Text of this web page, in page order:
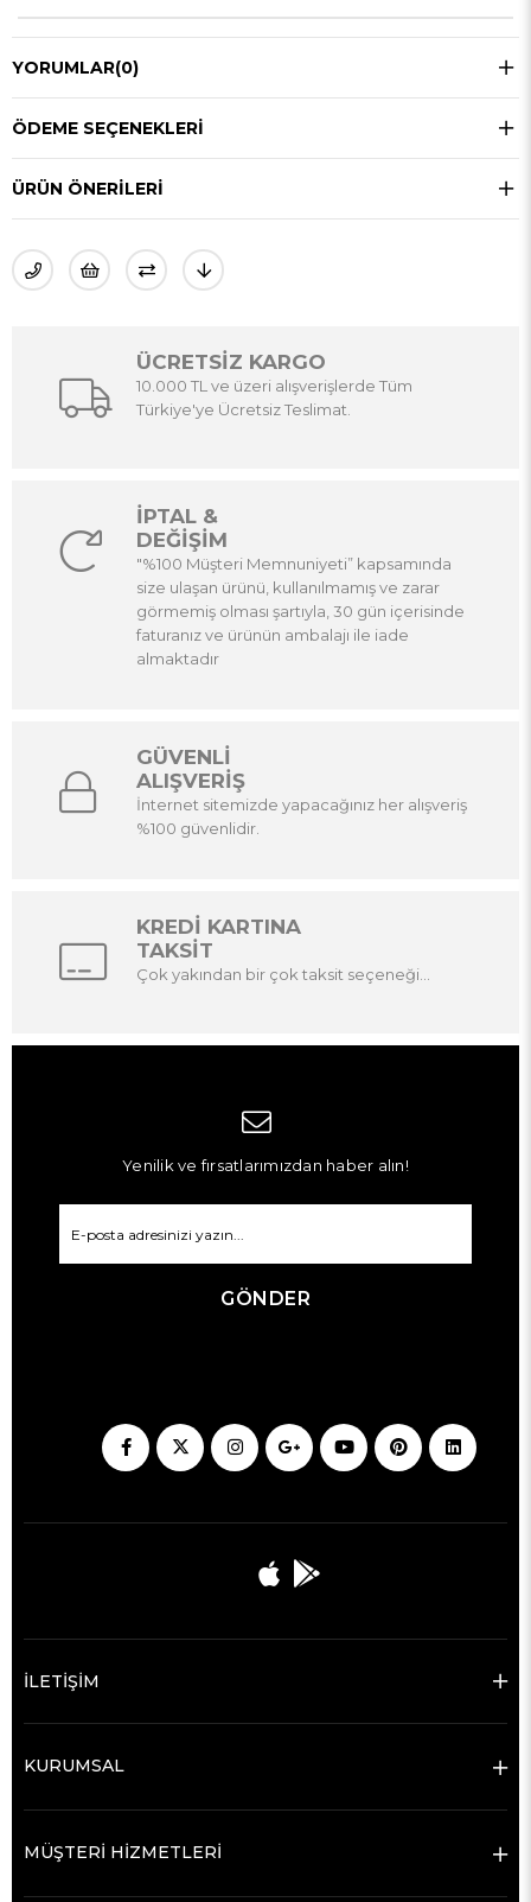
YORUMLAR(0)
ÖDEME SEÇENEKLERI
ÜRÜN ÖNERILERI
ÜCRETSİZ KARGO
10.000 TL ve üzeri alışverişlerde Tüm
Türkiye'ye Ücretsiz Teslimat.
İPTAL &
DEĞİŞİM
"%100 Müşteri Memnuniyeti” kapsamında
size ulaşan ürünü, kullanılmamış ve zarar
görmemiş olması şartıyla, 30 gün içerisinde
faturanız ve ürünün ambalajı ile iade
almaktadır
GÜVENLİ
ALIŞVERİŞ
İnternet sitemizde yapacağınız her alışveriş
%100 güvenlidir.
KREDİ KARTINA
TAKSİT
Çok yakından bir çok taksit seçeneği...
Yenilik ve fırsatlarımızdan haber alın!
GÖNDER
İLETİŞİM
KURUMSAL
MÜŞTERİ HİZMETLERİ